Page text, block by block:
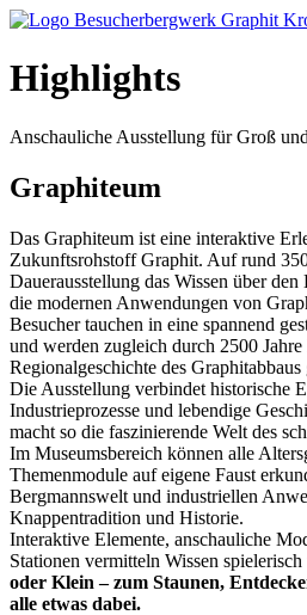
Highlights
Anschauliche Ausstellung für Groß
Graphiteum
Das Graphiteum ist eine interaktive
Zukunftsrohstoff Graphit. Auf rund
Dauerausstellung das Wissen über
die modernen Anwendungen von
Besucher tauchen in eine spannend
und werden zugleich durch 2500
Regionalgeschichte des Graphitabbaus
Die Ausstellung verbindet historische
Industrieprozesse und lebendige
macht so die faszinierende Welt des
Im Museumsbereich können alle
Themenmodule auf eigene Faust
Bergmannswelt und industriellen
Knappentradition und Historie.
Interaktive Elemente, anschauliche
Stationen vermitteln Wissen
oder Klein – zum Staunen,
alle etwas dabei.